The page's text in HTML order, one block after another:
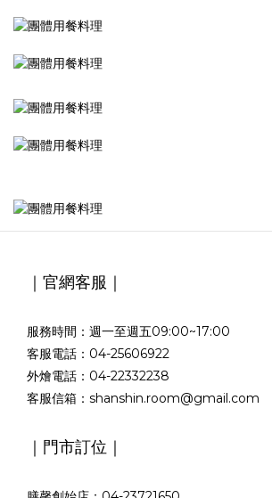
｜官網客服｜
服務時間：週一至週五09:00~17:00
客服電話：04-25606922
外燴電話：04-22332238
客服信箱：shanshin.room@gmail.com
｜門市訂位｜